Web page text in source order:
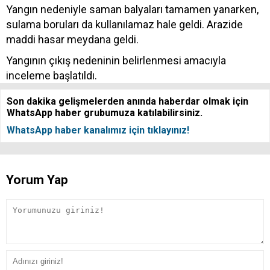
Yangın nedeniyle saman balyaları tamamen yanarken,
sulama boruları da kullanılamaz hale geldi. Arazide
maddi hasar meydana geldi.
Yangının çıkış nedeninin belirlenmesi amacıyla
inceleme başlatıldı.
Son dakika gelişmelerden anında haberdar olmak için
WhatsApp haber grubumuza katılabilirsiniz.
WhatsApp haber kanalımız için tıklayınız!
Yorum Yap